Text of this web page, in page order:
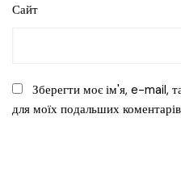
Сайт
Зберегти моє ім'я, e-mail,
для моїх подальших